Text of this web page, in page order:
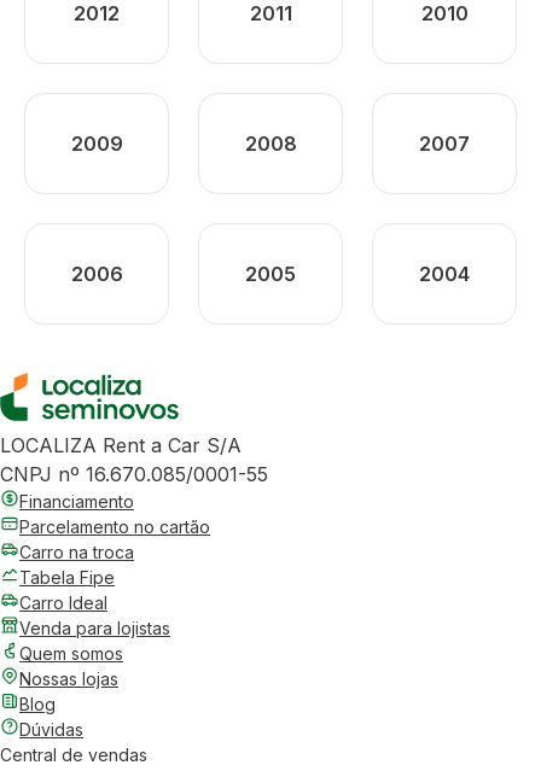
2012 2011 2010
2009 2008 2007
2006 2005 2004
LOCALIZA Rent a Car S/A
CNPJ nº 16.670.085/0001-55
Financiamento
Parcelamento no cartão
Carro na troca
Tabela Fipe
Carro Ideal
Venda para lojistas
Quem somos
Nossas lojas
Blog
Dúvidas
Central de vendas